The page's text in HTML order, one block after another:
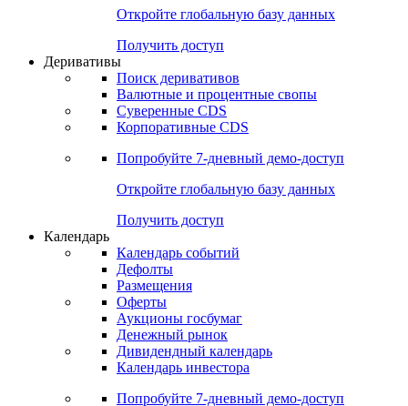
Поиск Mutual Funds
Попробуйте7-дневный
Откройте глобальную базу данных
Получить доступ
Деривативы
Валютные и процентные свопы
Корпоративные CDS
Попробуйте7-дневный
Откройте глобальную базу данных
Получить доступ
Календарь
Календарь событий
Дефолты
Размещения
Оферты
Денежный рынок